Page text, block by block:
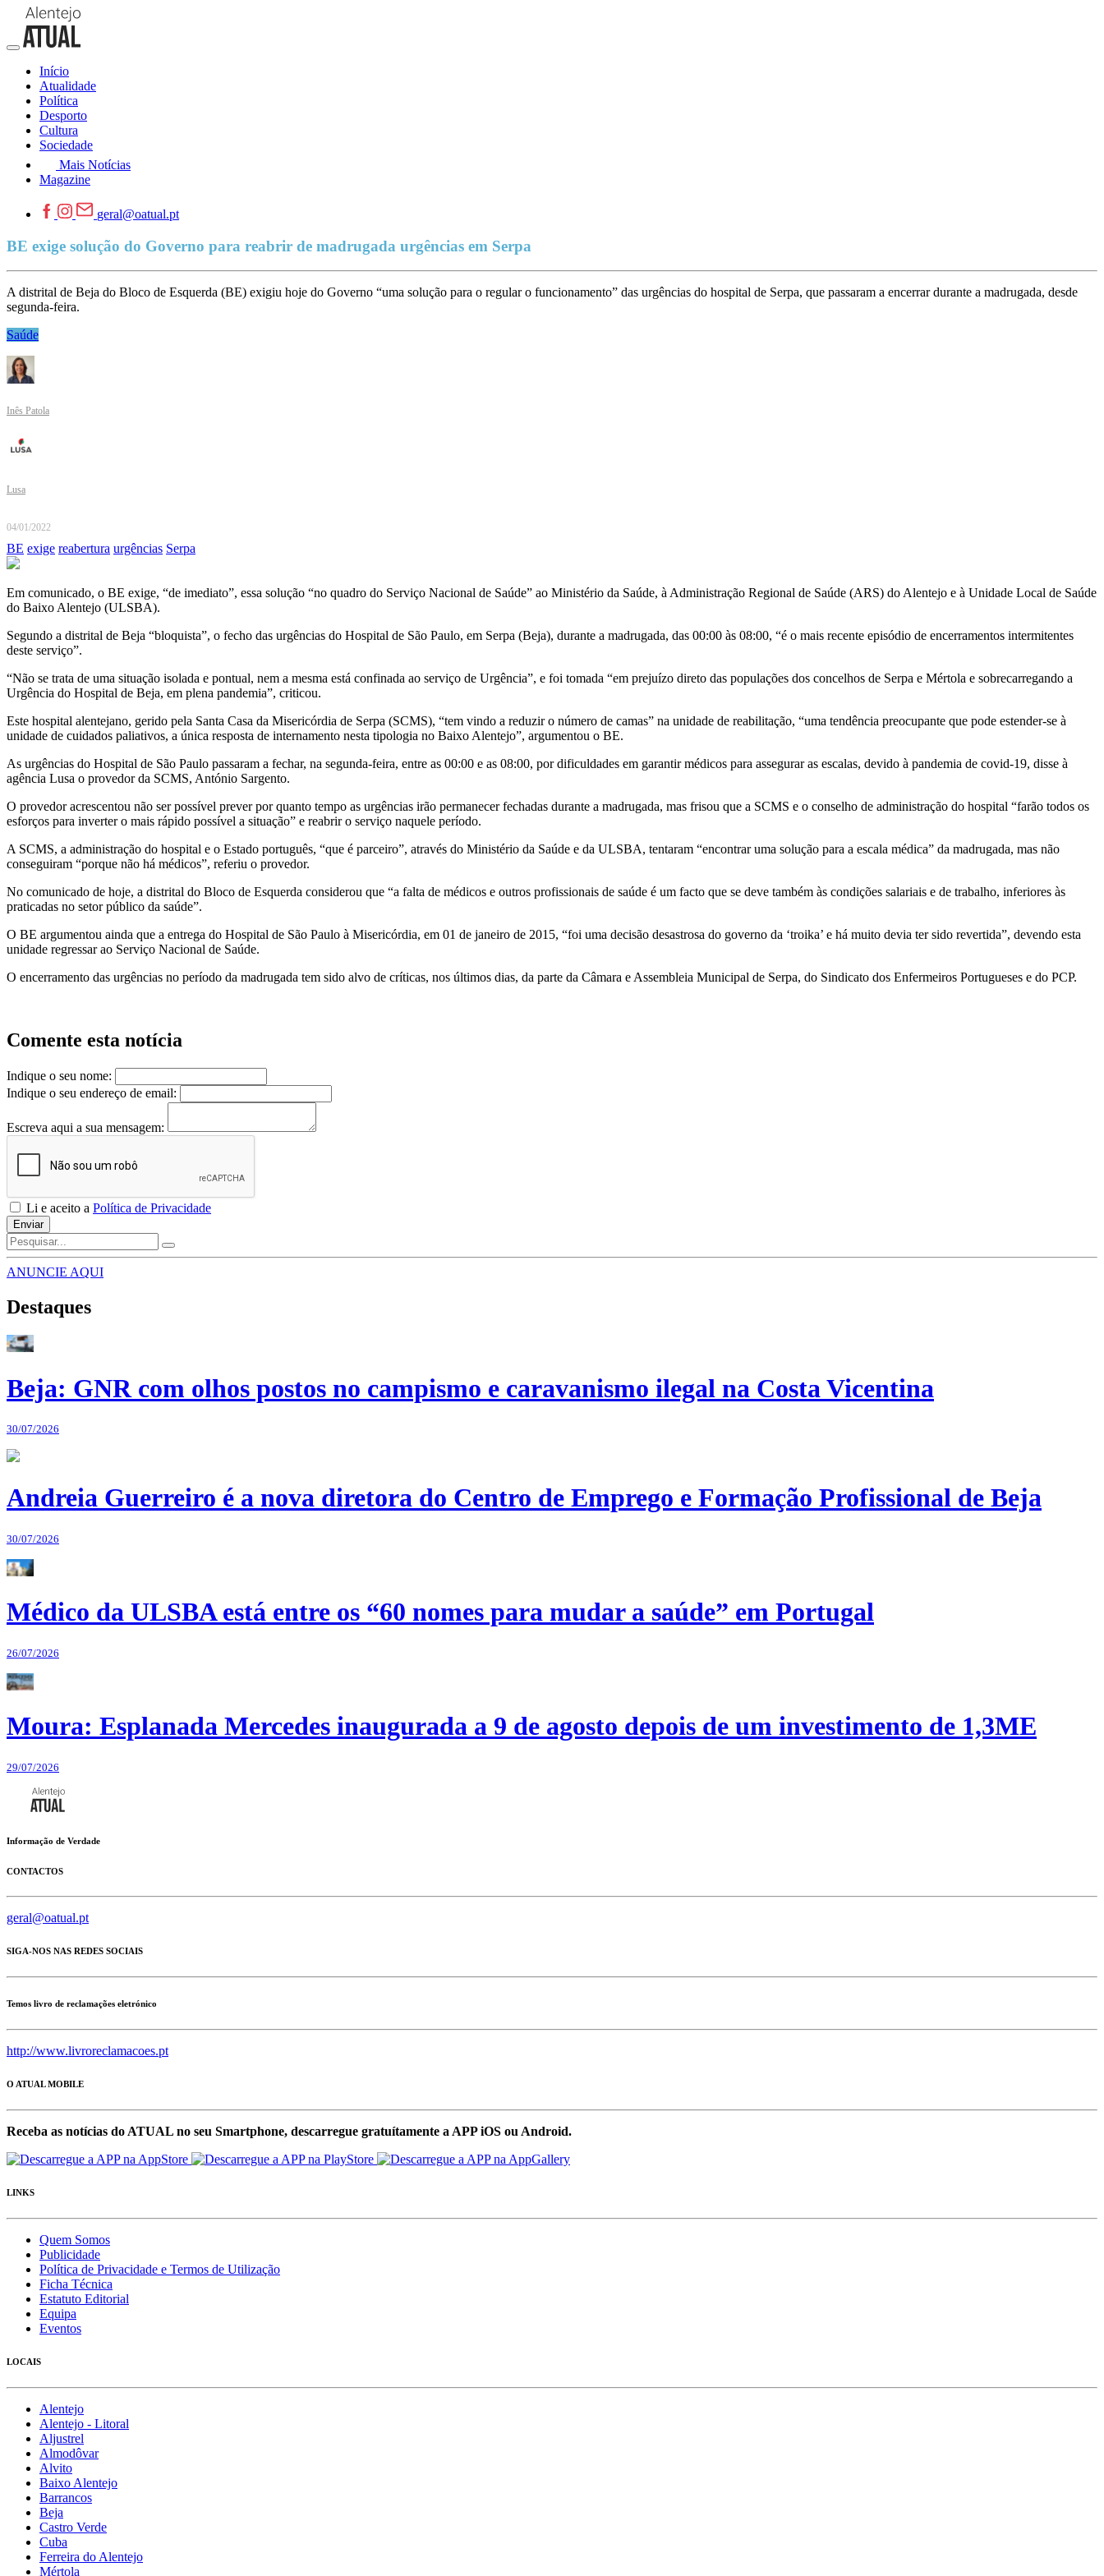
Início
Atualidade
Política
Desporto
Cultura
Sociedade
Mais Notícias
Magazine
geral@oatual.pt
BE exige solução do Governo para reabrir de madrugada urgências em Serpa
A distrital de Beja do Bloco de Esquerda (BE) exigiu hoje do Governo “uma solução para o regular o funcionamento” das urgências do hospital de Serpa, que passaram a encerrar durante a madrugada, desde
segunda-feira.
Saúde
Inês Patola
Lusa
04/01/2022
BE exige reabertura urgências Serpa
Em comunicado, o BE exige, “de imediato”, essa solução “no quadro do Serviço Nacional de Saúde” ao Ministério da Saúde, à Administração Regional de Saúde (ARS) do Alentejo e à Unidade Local de Saúde
do Baixo Alentejo (ULSBA).
Segundo a distrital de Beja “bloquista”, o fecho das urgências do Hospital de São Paulo, em Serpa (Beja), durante a madrugada, das 00:00 às 08:00, “é o mais recente episódio de encerramentos intermitentes
deste serviço”.
“Não se trata de uma situação isolada e pontual, nem a mesma está confinada ao serviço de Urgência”, e foi tomada “em prejuízo direto das populações dos concelhos de Serpa e Mértola e sobrecarregando a
Urgência do Hospital de Beja, em plena pandemia”, criticou.
Este hospital alentejano, gerido pela Santa Casa da Misericórdia de Serpa (SCMS), “tem vindo a reduzir o número de camas” na unidade de reabilitação, “uma tendência preocupante que pode estender-se à
unidade de cuidados paliativos, a única resposta de internamento nesta tipologia no Baixo Alentejo”, argumentou o BE.
As urgências do Hospital de São Paulo passaram a fechar, na segunda-feira, entre as 00:00 e as 08:00, por dificuldades em garantir médicos para assegurar as escalas, devido à pandemia de covid-19, disse à
agência Lusa o provedor da SCMS, António Sargento.
O provedor acrescentou não ser possível prever por quanto tempo as urgências irão permanecer fechadas durante a madrugada, mas frisou que a SCMS e o conselho de administração do hospital “farão todos os
esforços para inverter o mais rápido possível a situação” e reabrir o serviço naquele período.
A SCMS, a administração do hospital e o Estado português, “que é parceiro”, através do Ministério da Saúde e da ULSBA, tentaram “encontrar uma solução para a escala médica” da madrugada, mas não
conseguiram “porque não há médicos”, referiu o provedor.
No comunicado de hoje, a distrital do Bloco de Esquerda considerou que “a falta de médicos e outros profissionais de saúde é um facto que se deve também às condições salariais e de trabalho, inferiores às
praticadas no setor público da saúde”.
O BE argumentou ainda que a entrega do Hospital de São Paulo à Misericórdia, em 01 de janeiro de 2015, “foi uma decisão desastrosa do governo da ‘troika’ e há muito devia ter sido revertida”, devendo esta
unidade regressar ao Serviço Nacional de Saúde.
O encerramento das urgências no período da madrugada tem sido alvo de críticas, nos últimos dias, da parte da Câmara e Assembleia Municipal de Serpa, do Sindicato dos Enfermeiros Portugueses e do PCP.
Comente esta notícia
Indique o seu nome:
Indique o seu endereço de email:
Escreva aqui a sua mensagem:
Li e aceito a Política de Privacidade
Enviar
ANUNCIE AQUI
Destaques
Beja: GNR com olhos postos no campismo e caravanismo ilegal na Costa Vicentina
30/07/2026
Andreia Guerreiro é a nova diretora do Centro de Emprego e Formação Profissional de Beja
30/07/2026
Médico da ULSBA está entre os “60 nomes para mudar a saúde” em Portugal
26/07/2026
Moura: Esplanada Mercedes inaugurada a 9 de agosto depois de um investimento de 1,3ME
29/07/2026
Informação de Verdade
CONTACTOS
geral@oatual.pt
SIGA-NOS NAS REDES SOCIAIS
Temos livro de reclamações eletrónico
http://www.livroreclamacoes.pt
O ATUAL MOBILE
Receba as notícias do ATUAL no seu Smartphone, descarregue gratuítamente a APP iOS ou Android.
LINKS
Quem Somos
Publicidade
Política de Privacidade e Termos de Utilização
Ficha Técnica
Estatuto Editorial
Equipa
Eventos
LOCAIS
Alentejo
Alentejo - Litoral
Aljustrel
Almodôvar
Alvito
Baixo Alentejo
Barrancos
Beja
Castro Verde
Cuba
Ferreira do Alentejo
Mértola